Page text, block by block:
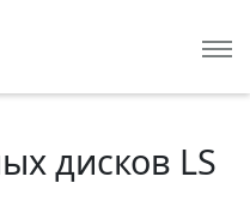
дисков LS